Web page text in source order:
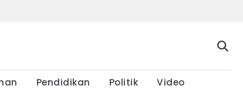
Pendidikan Politik Video